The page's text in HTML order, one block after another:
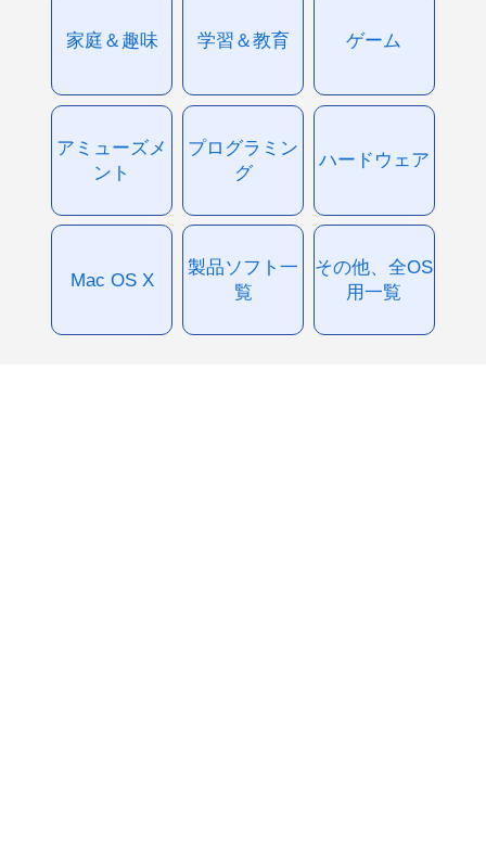
家庭＆趣味 学習＆教育 ゲーム
アミューズメ
ント
プログラミン
グ
ハードウェア
Mac OS X
製品ソフト一
覧
その他、全OS
用一覧